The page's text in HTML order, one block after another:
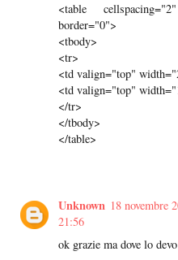
<table
border="0">
<tbody>
<tr>
<td valign="top"
<td valign="top"
</tr>
</tbody>
</table>
Unknown 18 novembre
21:56
ok grazie ma dove lo